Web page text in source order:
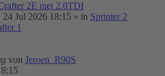
2E met 2.0TDI
24 Jul 2026 18:15 » in Sprinter 2
1
von Jeroen_R90S